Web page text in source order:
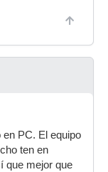
PC. El equipo
ten en
que mejor que